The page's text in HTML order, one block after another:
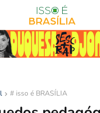
# isso é BRASÍLIA